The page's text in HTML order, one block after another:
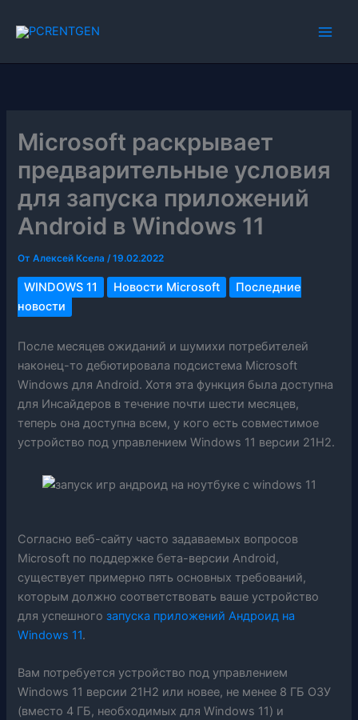
Microsoft раскрывает
предварительные условия
для запуска приложений
Android в Windows 11
ОтАлексей Ксела/19.02.2022
WINDOWS 11 Новости Microsoft
Последние
новости
После месяцев ожиданий и шумихи потребителей
наконец-то дебютировала подсистема Microsoft
Windows для Android. Хотя эта функция была доступна
для Инсайдеров в течение почти шести месяцев,
теперь она доступна всем, у кого есть совместимое
устройство под управлением Windows 11 версии 21H2.
Согласно веб-сайту часто задаваемых вопросов
Microsoft по поддержке бета-версии Android,
существует примерно пять основных требований,
которым должно соответствовать ваше устройство
для успешногозапуска приложений Андроид на
Windows 11.
Вам потребуется устройство под управлением
Windows 11 версии 21H2 или новее, не менее 8 ГБ ОЗУ
(вместо 4 ГБ, необходимых для Windows 11) и